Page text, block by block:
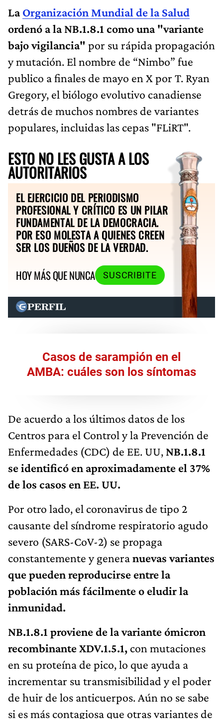
LaOrganización Mundial de la Salud
ordenó a la NB.1.8.1 como una "variante
bajo vigilancia" por su rápida propagación
y mutación. El nombre de “Nimbo” fue
publico a finales de mayo en X por T. Ryan
Gregory, el biólogo evolutivo canadiense
detrás de muchos nombres de variantes
populares, incluidas las cepas "FLiRT".
ESTO NO LES GUSTA A LOS
AUTORITARIOS
EL EJERCICIO DEL PERIODISMO
PROFESIONAL Y CRÍTICO ES UN PILAR
FUNDAMENTAL DE LA DEMOCRACIA.
POR ESO MOLESTA A QUIENES CREEN
SER LOS DUEÑOS DE LA VERDAD.
HOY MÁS QUE NUNCA
SUSCRIBITE
Casos de sarampión en el
AMBA: cuáles son los síntomas
De acuerdo a los últimos datos de los
Centros para el Control y la Prevención de
Enfermedades (CDC) de EE. UU, NB.1.8.1
se identificó en aproximadamente el 37%
de los casos en EE. UU.
Por otro lado, el coronavirus de tipo 2
causante del síndrome respiratorio agudo
severo (SARS-CoV-2) se propaga
constantemente y generanuevas variantes
que pueden reproducirse entre la
población más fácilmente o eludir la
inmunidad.
NB.1.8.1 proviene de la variante ómicron
recombinante XDV.1.5.1, con mutaciones
en su proteína de pico, lo que ayuda a
incrementar su transmisibilidad y el poder
de huir de los anticuerpos. Aún no se sabe
si es más contagiosa que otras variantes de